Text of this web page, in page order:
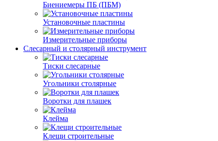
Биениемеры ПБ (ПБМ)
Установочные пластины
Измерительные приборы
Слесарный и столярный инструмент
Тиски слесарные
Угольники столярные
Воротки для плашек
Клейма
Клещи строительные